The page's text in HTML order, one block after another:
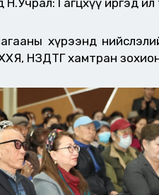
Гагцхүү иргэд
хүрээнд
НЗДТГ хамтран